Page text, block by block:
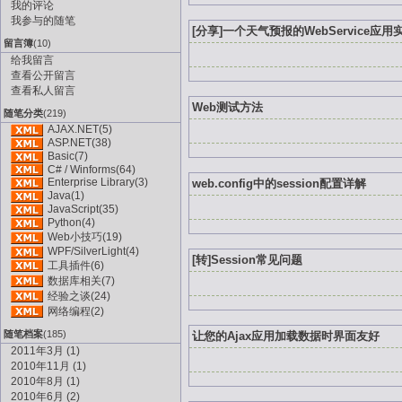
我的评论
我参与的随笔
留言簿(10)
给我留言
查看公开留言
查看私人留言
随笔分类(219)
AJAX.NET(5)
ASP.NET(38)
Basic(7)
C# / Winforms(64)
Enterprise Library(3)
Java(1)
JavaScript(35)
Python(4)
Web小技巧(19)
WPF/SilverLight(4)
工具插件(6)
数据库相关(7)
经验之谈(24)
网络编程(2)
随笔档案(185)
2011年3月 (1)
2010年11月 (1)
2010年8月 (1)
2010年6月 (2)
[分享]一个天气预报的WebService应用
Web测试方法
web.config中的session配置详解
[转]Session常见问题
让您的Ajax应用加载数据时界面友好